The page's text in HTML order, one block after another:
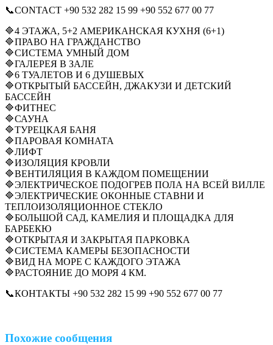
📞CONTACT +90 532 282 15 99 +90 552 677 00 77
🔷4 ЭТАЖА, 5+2 АМЕРИКАНСКАЯ КУХНЯ (6+1)
🔷ПРАВО НА ГРАЖДАНСТВО
🔷СИСТЕМА УМНЫЙ ДОМ
🔷ГАЛЕРЕЯ В ЗАЛЕ
🔷6 ТУАЛЕТОВ И 6 ДУШЕВЫХ
🔷ОТКРЫТЫЙ БАССЕЙН, ДЖАКУЗИ И ДЕТСКИЙ
БАССЕЙН
🔷ФИТНЕС
🔷САУНА
🔷ТУРЕЦКАЯ БАНЯ
🔷ПАРОВАЯ КОМНАТА
🔷ЛИФТ
🔷ИЗОЛЯЦИЯ КРОВЛИ
🔷ВЕНТИЛЯЦИЯ В КАЖДОМ ПОМЕЩЕНИИ
🔷ЭЛЕКТРИЧЕСКОЕ ПОДОГРЕВ ПОЛА НА ВСЕЙ ВИЛЛЕ
🔷ЭЛЕКТРИЧЕСКИЕ ОКОННЫЕ СТАВНИ И
ТЕПЛОИЗОЛЯЦИОННОЕ СТЕКЛО
🔷БОЛЬШОЙ САД, КАМЕЛИЯ И ПЛОЩАДКА ДЛЯ
БАРБЕКЮ
🔷ОТКРЫТАЯ И ЗАКРЫТАЯ ПАРКОВКА
🔷СИСТЕМА КАМЕРЫ БЕЗОПАСНОСТИ
🔷ВИД НА МОРЕ С КАЖДОГО ЭТАЖА
🔷РАСТОЯНИЕ ДО МОРЯ 4 КМ.
📞КОНТАКТЫ +90 532 282 15 99 +90 552 677 00 77
Похожие сообщения